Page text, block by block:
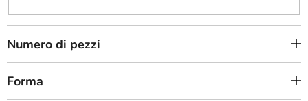
Numero di pezzi
Forma